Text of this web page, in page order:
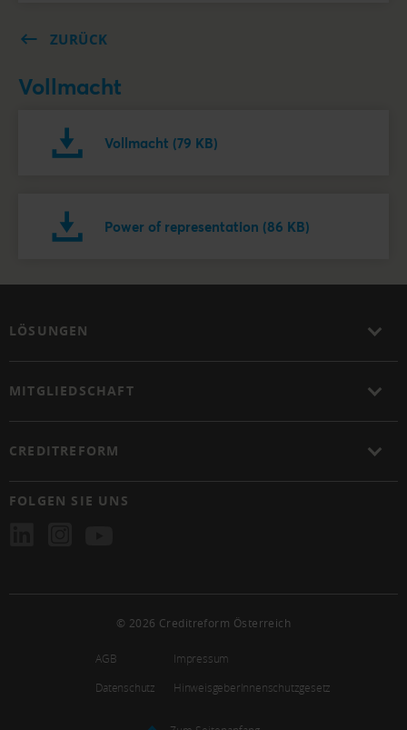
ZURÜCK
Vollmacht
Vollmacht (79 KB)
Power of representation (86 KB)
LÖSUNGEN
MITGLIEDSCHAFT
CREDITREFORM
FOLGEN SIE UNS
© 2026 Creditreform Österreich
AGB
Impressum
Datenschutz
HinweisgeberInnenschutzgesetz